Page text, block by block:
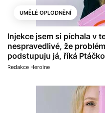
UMĚLÉ OPLODNĚNÍ
Injekce jsem si píchala v
nespravedlivé, že
podstupuju já, říká
Redakce Heroine